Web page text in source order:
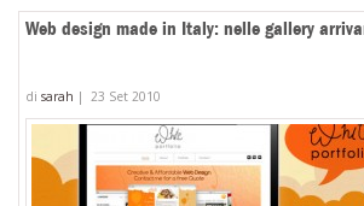
Web design made in Italy: nelle gallery
di sarah | 23 Set 2010